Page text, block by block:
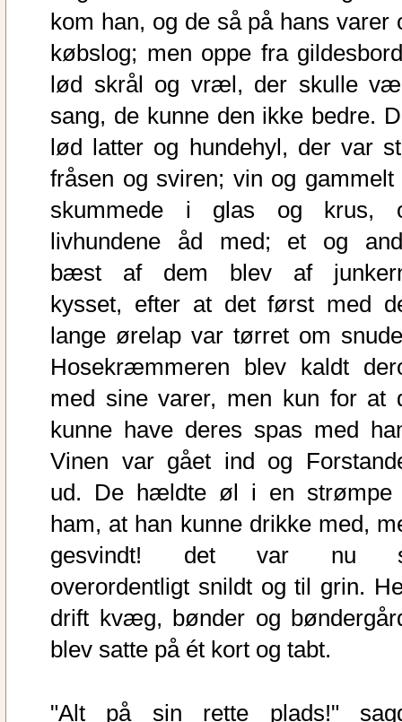
kom han, og de så på hans varer
købslog; men oppe fra
lød skrål og vræl, der skulle
sang, de kunne den ikke bedre.
lød latter og hundehyl, der var
fråsen og sviren; vin og gammelt
skummede i glas og krus,
livhundene åd med; et og
bæst af dem blev af
kysset, efter at det først med
lange ørelap var tørret om
Hosekræmmeren blev kaldt
med sine varer, men kun for at
kunne have deres spas med
Vinen var gået ind og
ud. De hældte øl i en strømpe
ham, at han kunne drikke med,
gesvindt! det var nu
overordentligt snildt og til grin.
drift kvæg, bønder og
blev satte på ét kort og tabt.
"Alt på sin rette plads!"